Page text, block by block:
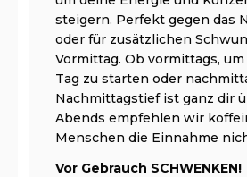
steigern. Perfekt gegen das
oder für zusätzlichen
Vormittag. Ob vormittags,
Tag zu starten oder
Nachmittagstief ist ganz dir
Abends empfehlen wir
Menschen die Einnahme
Vor Gebrauch SCHWENKEN!